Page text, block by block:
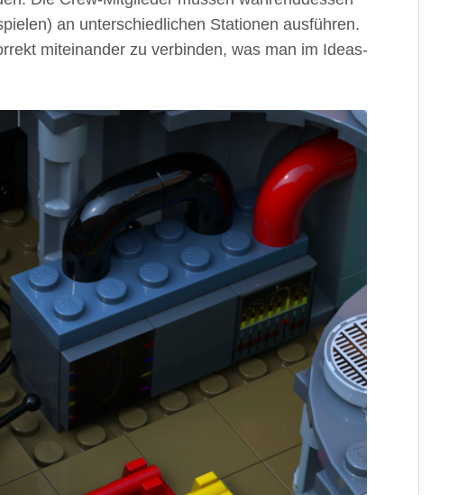
an unterschiedlichen Stationen ausführen.
miteinander zu verbinden, was man im Ideas-